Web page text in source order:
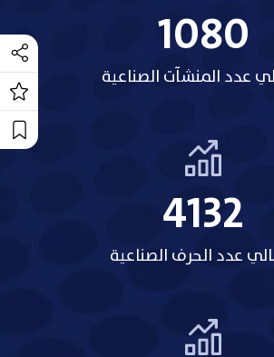
1318
عدد المنشآت الصناعية
5209
عدد الحرف الصناعية